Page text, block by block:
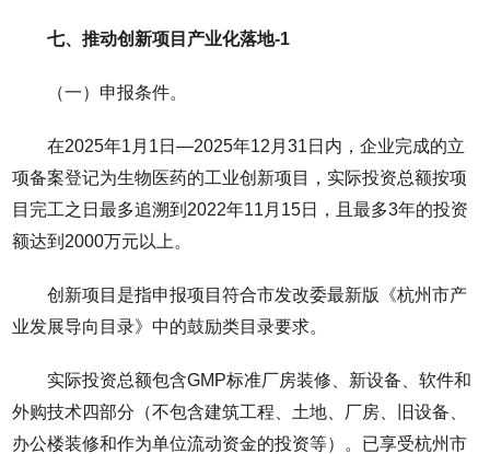
七、推动创新项目产业化落地-1
（一）申报条件。
在2025年1月1日—2025年12月31日内，企业完成的立
项备案登记为生物医药的工业创新项目，实际投资总额按项
目完工之日最多追溯到2022年11月15日，且最多3年的投资
额达到2000万元以上。
创新项目是指申报项目符合市发改委最新版《杭州市产
业发展导向目录》中的鼓励类目录要求。
实际投资总额包含GMP标准厂房装修、新设备、软件和
外购技术四部分（不包含建筑工程、土地、厂房、旧设备、
办公楼装修和作为单位流动资金的投资等）。已享受杭州市